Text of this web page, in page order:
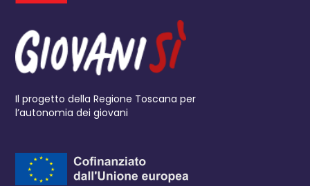
Il progetto della Regione Toscana per
l’autonomia dei giovani